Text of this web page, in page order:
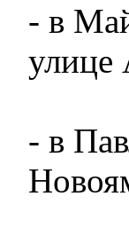
- в
улице
- в